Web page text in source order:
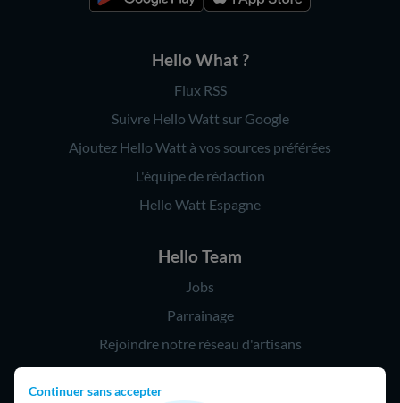
Continuer sans accepter
Hello What ?
Flux RSS
Suivre Hello Watt sur Google
Ajoutez Hello Watt à vos sources préférées
L'équipe de rédaction
Hello Watt Espagne
Hello Team
Jobs
Parrainage
Rejoindre notre réseau d'artisans
Hello !